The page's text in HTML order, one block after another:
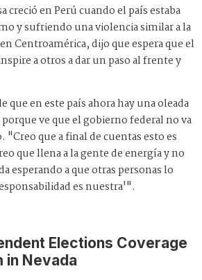
creció en Perú cuando el país estaba
y sufriendo una violencia similar a la
Centroamérica, dijo que espera que el
a otros a dar un paso al frente y
que en este país ahora hay una oleada
ve que el gobierno federal no va
"Creo que a final de cuentas esto es
que llena a la gente de energía y no
esperando a que otras personas lo
es nuestra'".
Elections Coverage
in Nevada